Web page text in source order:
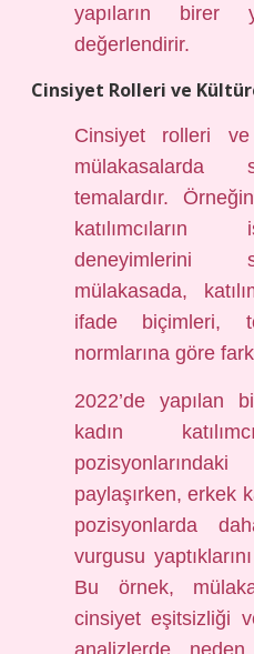
yapıların birer
değerlendirir.
Cinsiyet Rolleri ve
Cinsiyet rolleri
mülakasalarda
temalardır.
deneyimlerini
mülakasada,
ifade biçimleri,
normlarına göre
2022’de yapılan
kadın
paylaşırken, erkek
pozisyonlarda
vurgusu
Bu örnek,
cinsiyet eşitsizliği
analizlerde